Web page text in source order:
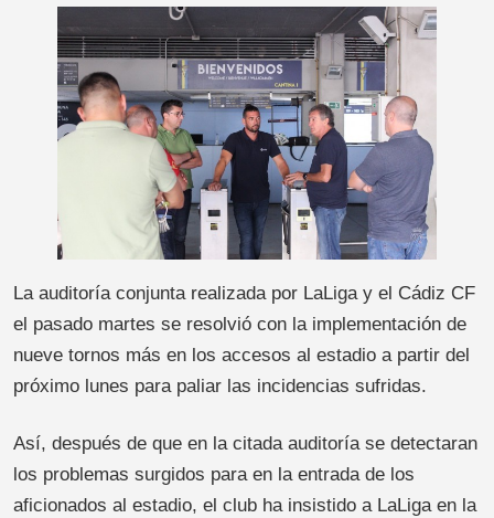
La auditoría conjunta realizada por LaLiga y el Cádiz CF
el pasado martes se resolvió con la implementación de
nueve tornos más en los accesos al estadio a partir del
próximo lunes para paliar las incidencias sufridas.
Así, después de que en la citada auditoría se detectaran
los problemas surgidos para en la entrada de los
aficionados al estadio, el club ha insistido a LaLiga en la